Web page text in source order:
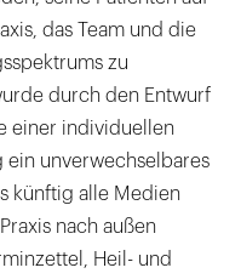
das Team und die
zu
durch den Entwurf
einer individuellen
ein unverwechselbares
künftig alle Medien
nach außen
Heil- und